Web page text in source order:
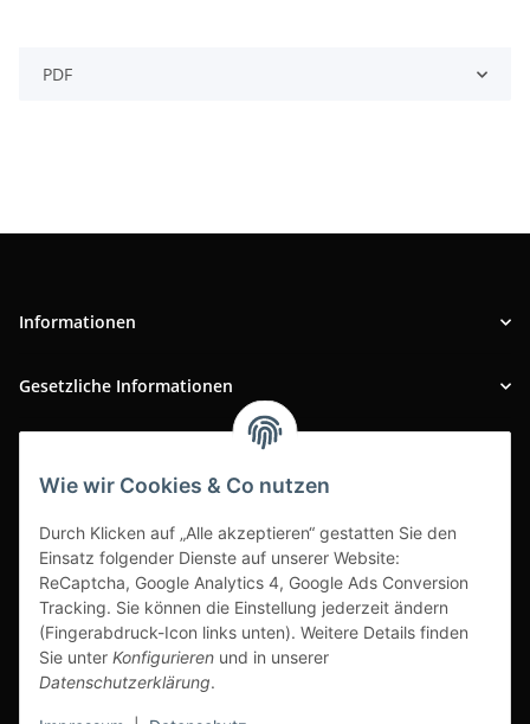
Wie wir Cookies & Co nutzen
Durch Klicken auf „Alle akzeptieren“ gestatten Sie den
Einsatz folgender Dienste auf unserer Website:
ReCaptcha, Google Analytics 4, Google Ads Conversion
Tracking. Sie können die Einstellung jederzeit ändern
(Fingerabdruck-Icon links unten). Weitere Details finden
Sie unter Konfigurieren und in unserer
Datenschutzerklärung.
PDF
Informationen
Gesetzliche Informationen